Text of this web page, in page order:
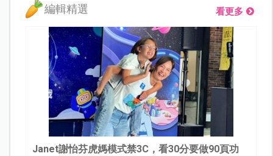
編輯精選 看更多
Janet謝怡芬虎媽模式禁3C，看30分要做90頁功